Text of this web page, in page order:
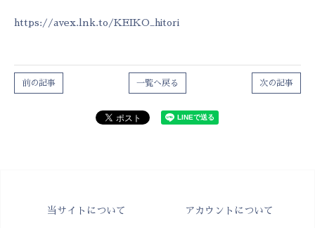
https://avex.lnk.to/KEIKO_hitori
次の記事
一覧へ戻る
前の記事
当サイトについて アカウントについて